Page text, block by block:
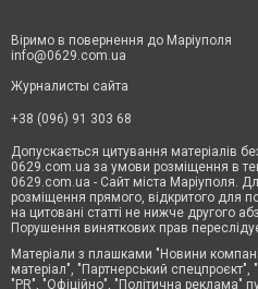
Віримо в повернення до Маріуполя
info@0629.com.ua
Журналисты сайта
+38 (096) 91 303 68
Допускається цитування матеріалів
0629.com.ua за умови розміщення в
0629.com.ua - Сайт міста Маріуполя.
розміщення прямого, відкритого для
на цитовані статті не нижче другого
Порушення виняткових прав
Матеріали з плашками "Новини
матеріал", "Партнерський спецпроєкт",
"PR", "Офіційно", "Політична реклама"